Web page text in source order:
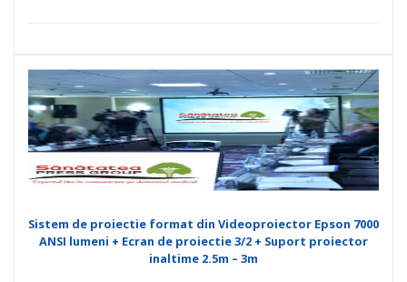
Sistem de proiectie format din Videoproiector Epson 7000
ANSI lumeni + Ecran de proiectie 3/2 + Suport proiector
inaltime 2.5m – 3m